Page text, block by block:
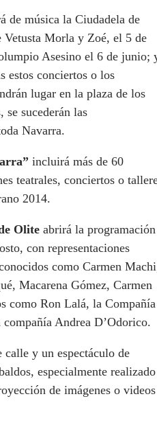
de música la Ciudadela de
Vetusta Morla y Zoé, el 5 de
Asesino el 6 de junio;
estos conciertos o los
lugar en la plaza de los
se sucederán las
Navarra.
incluirá más de 60
teatrales, conciertos o
2014.
Olite abrirá la programación
con representaciones
como Carmen
Macarena Gómez, Carmen
como Ron Lalá, la Compañía
Andrea D’Odorico.
calle y un espectáculo de
especialmente realizado
de imágenes o videos